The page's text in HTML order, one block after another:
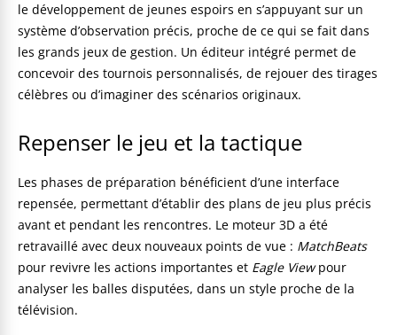
le développement de jeunes espoirs en s’appuyant sur un
système d’observation précis, proche de ce qui se fait dans
les grands jeux de gestion. Un éditeur intégré permet de
concevoir des tournois personnalisés, de rejouer des tirages
célèbres ou d’imaginer des scénarios originaux.
Repenser le jeu et la tactique
Les phases de préparation bénéficient d’une interface
repensée, permettant d’établir des plans de jeu plus précis
avant et pendant les rencontres. Le moteur 3D a été
retravaillé avec deux nouveaux points de vue : MatchBeats
pour revivre les actions importantes et Eagle Viewpour
analyser les balles disputées, dans un style proche de la
télévision.